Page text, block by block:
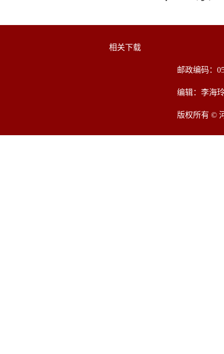
相关下载
邮政编码：
编辑：李海
版权所有 ©